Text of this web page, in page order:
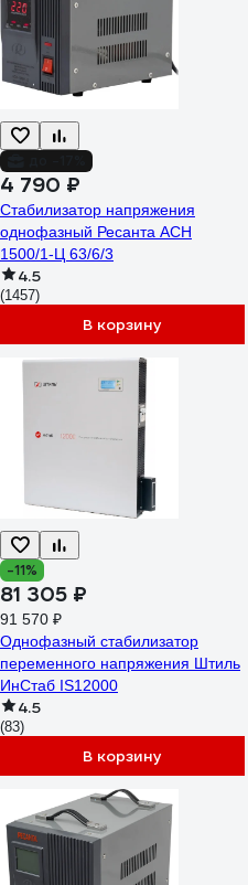
4 790 ₽
Стабилизатор напряжения
однофазный Ресанта АСН
1500/1-Ц 63/6/3
4.5
(1457)
В корзину
-11%
81 305 ₽
91 570 ₽
Однофазный стабилизатор
переменного напряжения Штиль
ИнСтаб IS12000
4.5
(83)
В корзину